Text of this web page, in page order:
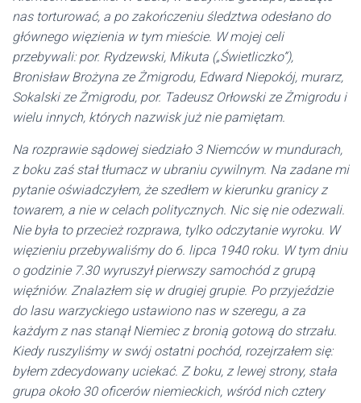
nas torturować, a po zakończeniu śledztwa odesłano do
głównego więzienia w tym mieście. W mojej celi
przebywali: por. Rydzewski, Mikuta („Świetliczko”),
Bronisław Brożyna ze Żmigrodu, Edward Niepokój, murarz,
Sokalski ze Żmigrodu, por. Tadeusz Orłowski ze Żmigrodu i
wielu innych, których nazwisk już nie pamiętam.
Na rozprawie sądowej siedziało 3 Niemców w mundurach,
z boku zaś stał tłumacz w ubraniu cywilnym. Na zadane mi
pytanie oświadczyłem, że szedłem w kierunku granicy z
towarem, a nie w celach politycznych. Nic się nie odezwali.
Nie była to przecież rozprawa, tylko odczytanie wyroku. W
więzieniu przebywaliśmy do 6. lipca 1940 roku. W tym dniu
o godzinie 7.30 wyruszył pierwszy samochód z grupą
więźniów. Znalazłem się w drugiej grupie. Po przyjeździe
do lasu warzyckiego ustawiono nas w szeregu, a za
każdym z nas stanął Niemiec z bronią gotową do strzału.
Kiedy ruszyliśmy w swój ostatni pochód, rozejrzałem się:
byłem zdecydowany uciekać. Z boku, z lewej strony, stała
grupa około 30 oficerów niemieckich, wśród nich cztery